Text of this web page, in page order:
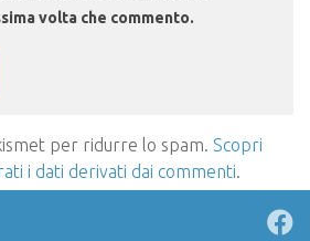
volta che commento.
per ridurre lo spam. Scopri
i dati derivati dai commenti.